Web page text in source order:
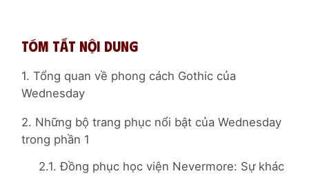
Tóm tắt nội dung
1. Tổng quan về phong cách Gothic của
Wednesday
2. Những bộ trang phục nổi bật của Wednesday
trong phần 1
2.1. Đồng phục học viện Nevermore: Sự khác